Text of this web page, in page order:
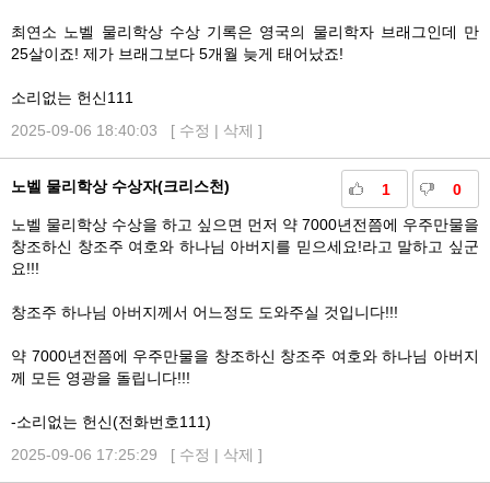
최연소 노벨 물리학상 수상 기록은 영국의 물리학자 브래그인데 만
25살이죠! 제가 브래그보다 5개월 늦게 태어났죠!
소리없는 헌신111
2025-09-06 18:40:03 [ 수정 | 삭제 ]
1 0
노벨 물리학상 수상자(크리스천)
노벨 물리학상 수상을 하고 싶으면 먼저 약 7000년전쯤에 우주만물을
창조하신 창조주 여호와 하나님 아버지를 믿으세요!라고 말하고 싶군
요!!!
창조주 하나님 아버지께서 어느정도 도와주실 것입니다!!!
약 7000년전쯤에 우주만물을 창조하신 창조주 여호와 하나님 아버지
께 모든 영광을 돌립니다!!!
-소리없는 헌신(전화번호111)
2025-09-06 17:25:29 [ 수정 | 삭제 ]